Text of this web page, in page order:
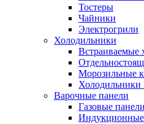
Тостеры
Чайники
Электрогрили
Холодильники
Встраиваемые
Морозильные
Холодильники
Варочные панели
Газовые панели
Индукционные